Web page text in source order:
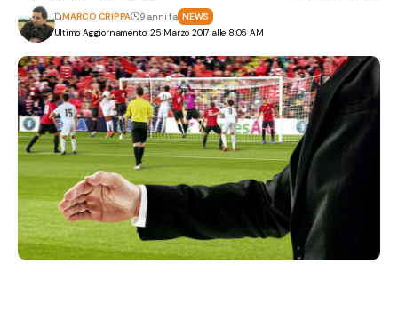
Ultimo Aggiornamento: 25 Marzo 2017 alle 8:05 AM
DiMARCO CRIPPA 9 anni fa NEWS